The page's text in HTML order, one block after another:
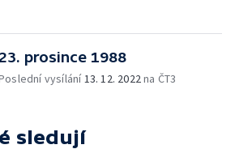
23. prosince 1988
vysílání13. 12. 2022na ČT3
sledují